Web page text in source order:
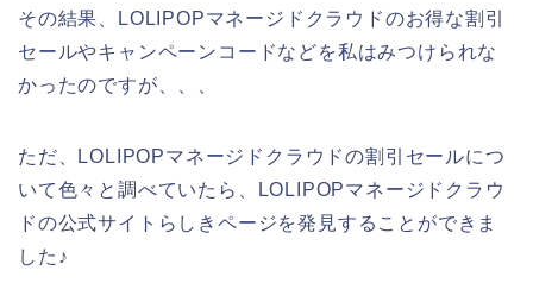
その結果、LOLIPOPマネージドクラウドのお得な割引
セールやキャンペーンコードなどを私はみつけられな
かったのですが、、、
ただ、LOLIPOPマネージドクラウドの割引セールにつ
いて色々と調べていたら、LOLIPOPマネージドクラウ
ドの公式サイトらしきページを発見することができま
した♪